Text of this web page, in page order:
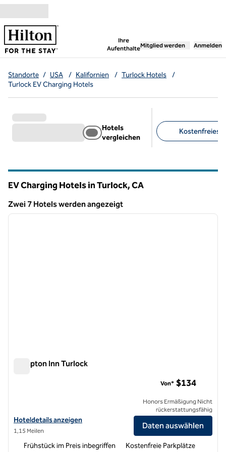
Weiter zum Inhalt
Ihre
Aufenthalte
,öffnet neue
Mitglied werden Anmelden
Standorte / USA / Kalifornien / Turlock Hotels
/
Turlock EV Charging Hotels
Hotels
vergleichen
Kostenfreies
EV Charging Hotels in Turlock,CA
Zwei 7 Hotels werden angezeigt
Zwei 7 Hotels werden angezeigt
1 von 12
Hampton Inn Turlock
Hoteldetails für Hampton Inn Turlock anzeigen
Hoteldetails anzeigen
1,15 Meilen
Von* $134
Honors Ermäßigung Nicht
rückerstattungsfähig
Daten auswählen
Frühstück im Preis inbegriffen
Kostenfreie Parkplätze